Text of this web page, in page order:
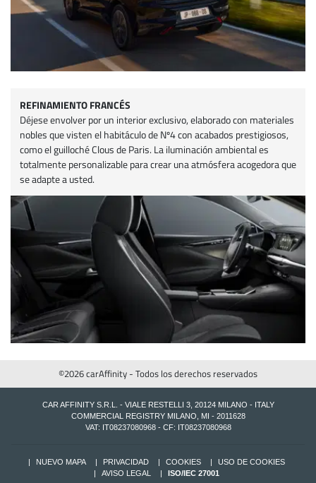
REFINAMIENTO FRANCÉS
Déjese envolver por un interior exclusivo, elaborado con materiales
nobles que visten el habitáculo de Nº4 con acabados prestigiosos,
como el guilloché Clous de Paris. La iluminación ambiental es
totalmente personalizable para crear una atmósfera acogedora que
se adapte a usted.
©2026 carAffinity - Todos los derechos reservados
CAR AFFINITY S.R.L. - VIALE RESTELLI 3, 20124 MILANO - ITALY
COMMERCIAL REGISTRY MILANO, MI - 2011628
VAT: IT08237080968 - CF: IT08237080968
NUEVO MAPA PRIVACIDAD COOKIES
USO DE COOKIES
AVISO LEGAL
ISO/IEC 27001